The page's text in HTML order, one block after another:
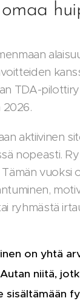
TDA-
2026.
aktiivinen
nopeasti.
ryhmästä
on yhtä
niitä,